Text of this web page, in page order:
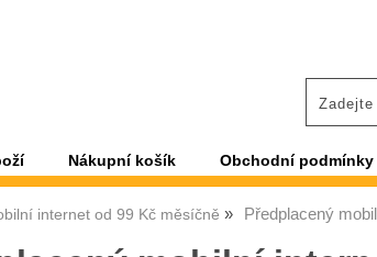
Nákupní košík Obchodní podmínky
internet od 99 Kč měsíčně Předplacený